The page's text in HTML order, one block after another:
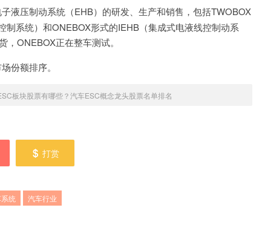
液压制动系统（EHB）的研发、生产和销售，包括TWOBOX
系统）和ONEBOX形式的IEHB（集成式电液线控制动系
ONEBOX正在整车测试。
份额排序。
板块股票有哪些？汽车ESC概念龙头股票名单排名
打赏
统 汽车行业